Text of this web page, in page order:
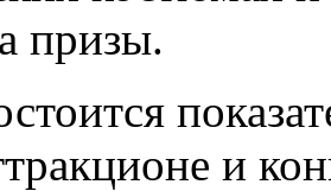
призы.
и